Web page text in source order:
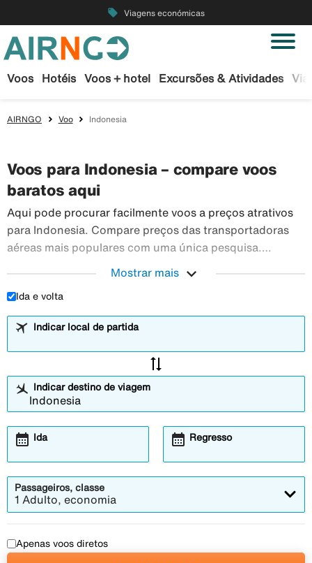
local_offer Viagens económicas
Voos Hotéis Voos + hotel Excursões & Atividades
AIRNGO Voo Indonesia
Voos para Indonesia – compare voos
baratos aqui
Aqui pode procurar facilmente voos a preços atrativos
para Indonesia. Compare preços das transportadoras
aéreas mais populares com uma única pesquisa.
mundo.Aqui pode procurar facilmente voos a preços
Mostrar mais expand_more
Ida e volta
Indicar local de partida
sync_alt
Indicar destino de viagem
Ida
calendar_month Regresso
calendar_month
Passageiros, classe
1 Adulto, economia
Apenas voos diretos